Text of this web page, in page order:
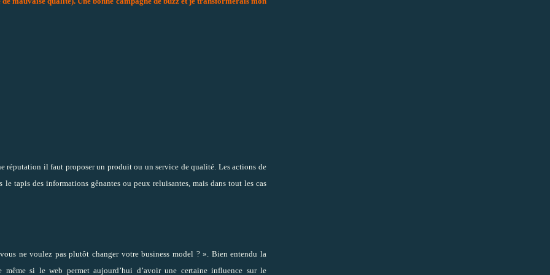
réputation il faut proposer un produit ou un service de qualité. Les actions de
tapis des informations gênantes ou peux reluisantes, mais dans tout les cas
ne voulez pas plutôt changer votre business model ? ». Bien entendu la
si le web permet aujourd’hui d’avoir une certaine influence sur le